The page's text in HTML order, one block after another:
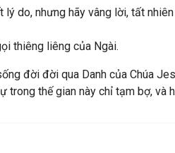
do, nhưng hãy vâng lời, tất
thiêng liêng của Ngài.
đời đời qua Danh của Chúa
thế gian này chỉ tạm bợ, và